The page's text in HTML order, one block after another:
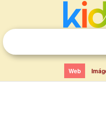
Web